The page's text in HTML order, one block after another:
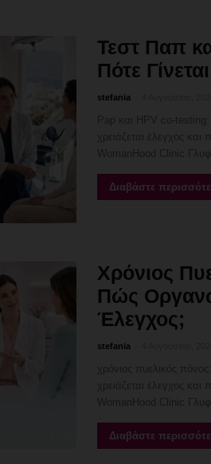
Τεστ Παπ
Πότε
stefania
Διαβάστε
Χρόνιος
Πώς
Έλεγχος;
stefania
Διαβάστε